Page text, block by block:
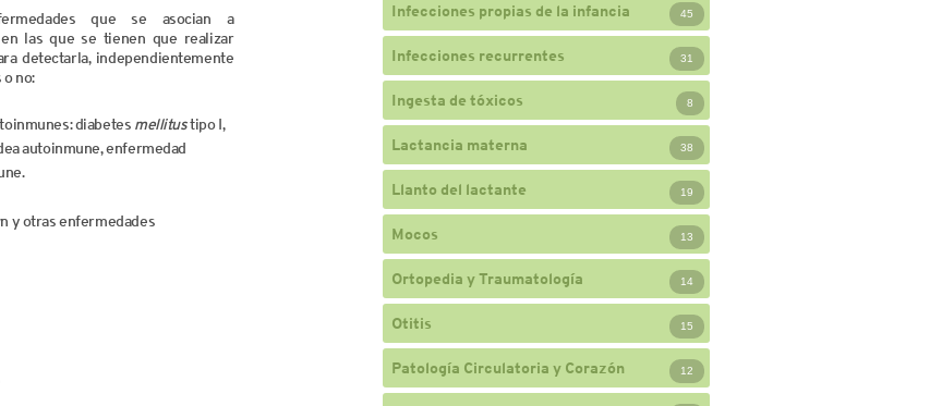
que se asocian a
las que se tienen que realizar
detectarla, independientemente
no:
diabetes mellitustipo I,
autoinmune, enfermedad
y otras enfermedades
Infecciones propias de la infancia 45
Infecciones recurrentes 31
Ingesta de tóxicos 8
Lactancia materna 38
Llanto del lactante 19
Mocos 13
Ortopedia y Traumatología 14
Otitis 15
Patología Circulatoria y Corazón 12